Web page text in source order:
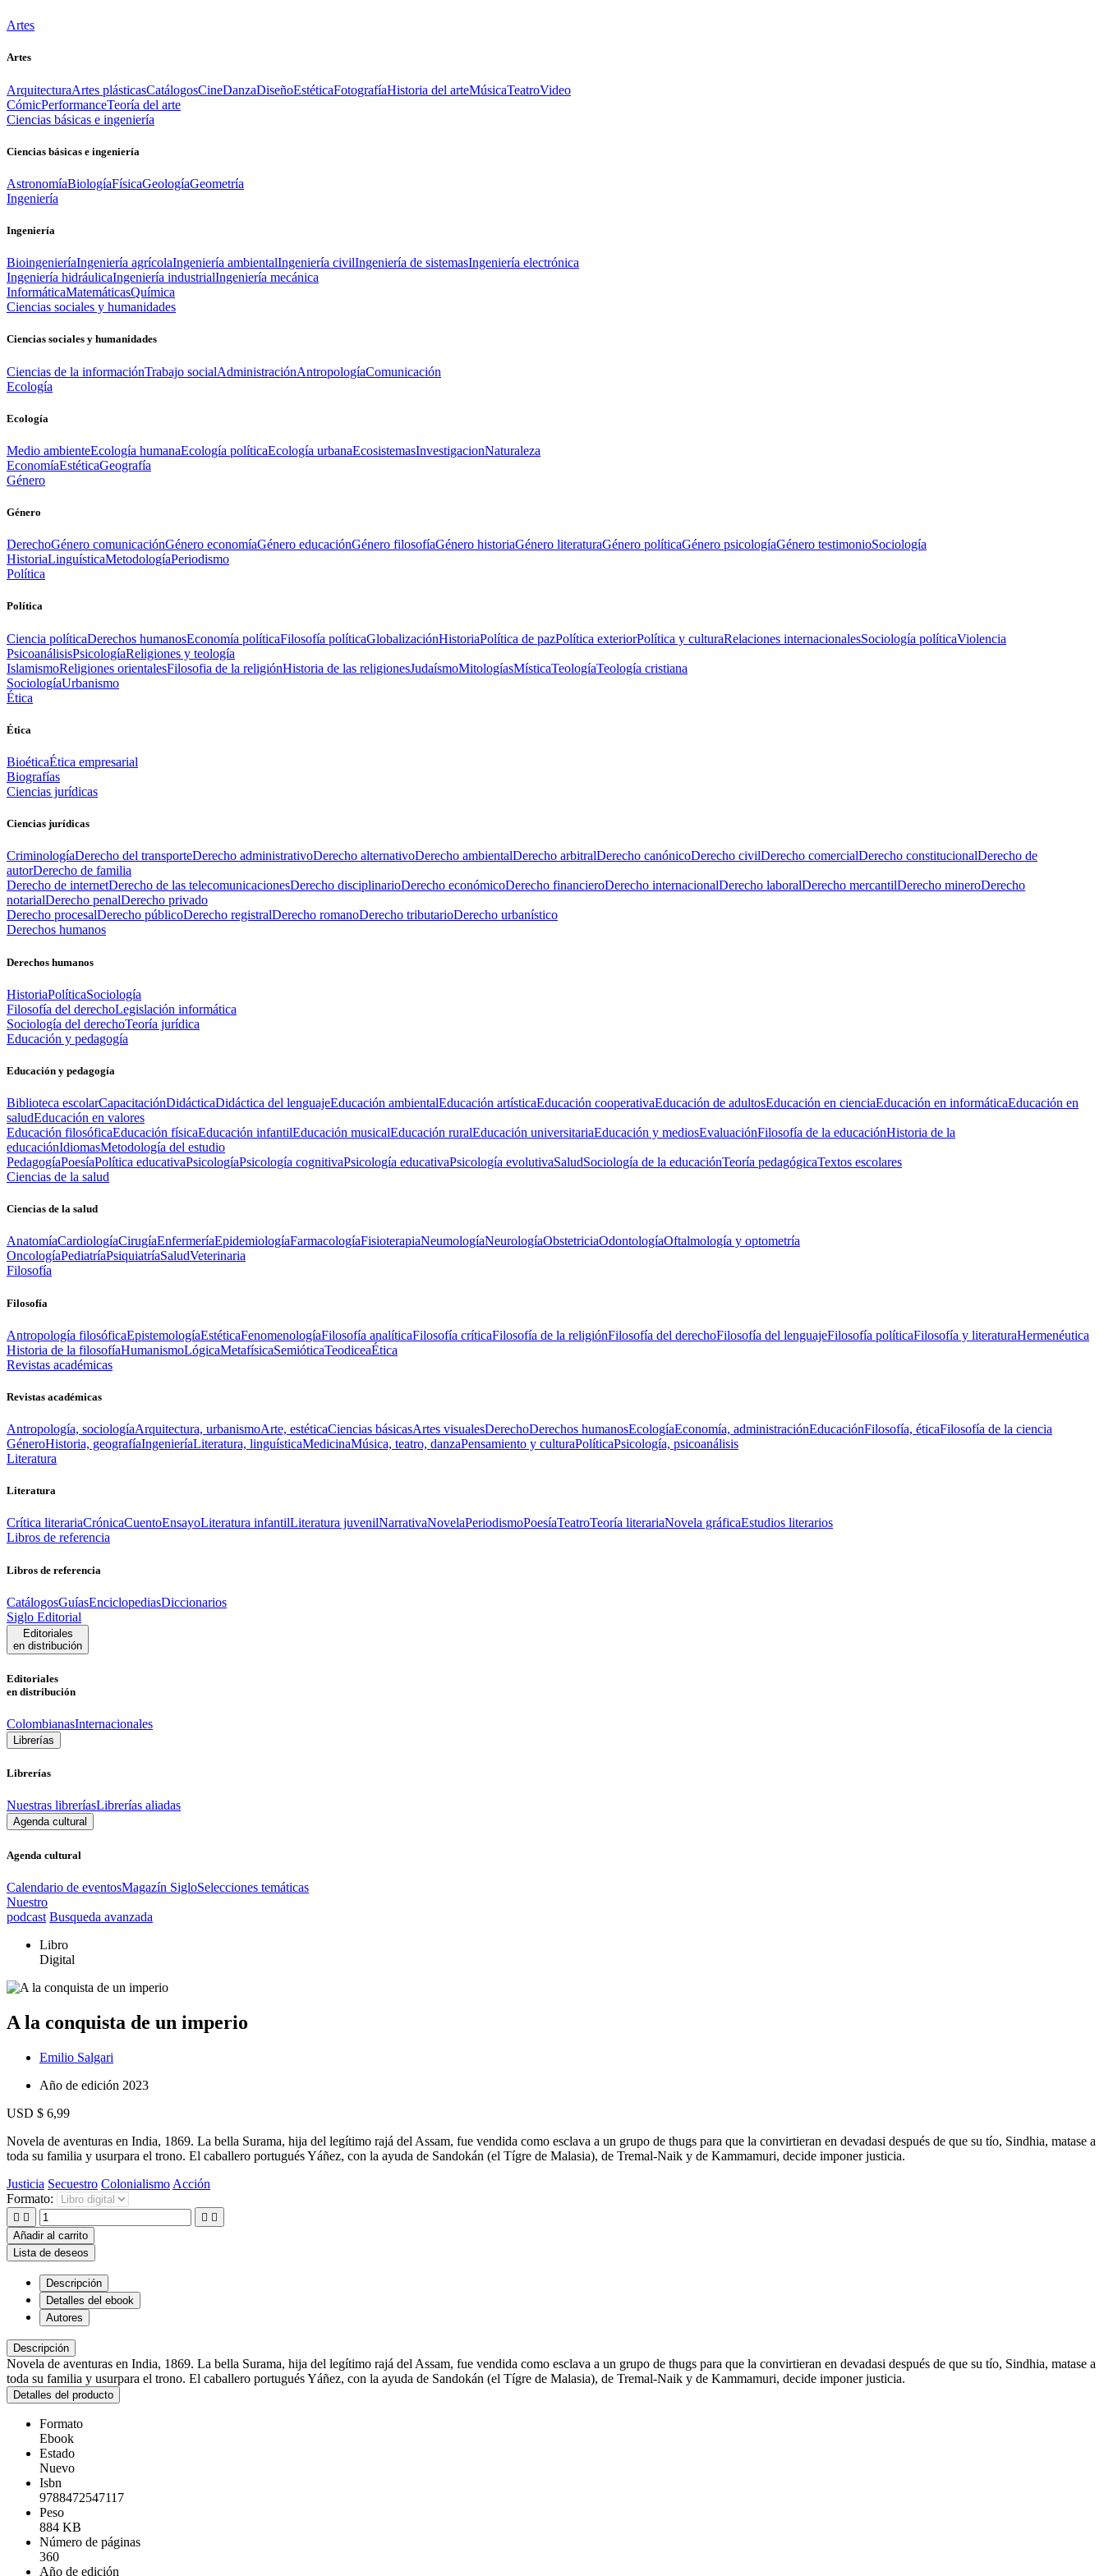
Artes
Artes
ArquitecturaArtes plásticasCatálogosCineDanzaDiseñoEstéticaFotografíaHistoria del arteMúsicaTeatroVideo
CómicPerformanceTeoría del arte
Ciencias básicas e ingeniería
Ciencias básicas e ingeniería
AstronomíaBiologíaFísicaGeologíaGeometría
Ingeniería
Ingeniería
BioingenieríaIngeniería agrícolaIngeniería ambientalIngeniería civilIngeniería de sistemasIngeniería electrónica
Ingeniería hidráulicaIngeniería industrialIngeniería mecánica
InformáticaMatemáticasQuímica
Ciencias sociales y humanidades
Ciencias sociales y humanidades
Ciencias de la informaciónTrabajo socialAdministraciónAntropologíaComunicación
Ecología
Ecología
Medio ambienteEcología humanaEcología políticaEcología urbanaEcosistemasInvestigacionNaturaleza
EconomíaEstéticaGeografía
Género
Género
DerechoGénero comunicaciónGénero economíaGénero educaciónGénero filosofíaGénero historiaGénero literaturaGénero políticaGénero psicologíaGénero testimonioSociología
HistoriaLinguísticaMetodologíaPeriodismo
Política
Política
Ciencia políticaDerechos humanosEconomía políticaFilosofía políticaGlobalizaciónHistoriaPolítica de pazPolítica exteriorPolítica y culturaRelaciones internacionalesSociología políticaViolencia
PsicoanálisisPsicologíaReligiones y teología
IslamismoReligiones orientalesFilosofia de la religiónHistoria de las religionesJudaísmoMitologíasMísticaTeologíaTeología cristiana
SociologíaUrbanismo
Ética
Ética
BioéticaÉtica empresarial
Biografías
Ciencias jurídicas
Ciencias jurídicas
CriminologíaDerecho del transporteDerecho administrativoDerecho alternativoDerecho ambientalDerecho arbitralDerecho canónicoDerecho civilDerecho comercialDerecho constitucionalDerecho de
autorDerecho de familia
Derecho de internetDerecho de las telecomunicacionesDerecho disciplinarioDerecho económicoDerecho financieroDerecho internacionalDerecho laboralDerecho mercantilDerecho mineroDerecho
notarialDerecho penalDerecho privado
Derecho procesalDerecho públicoDerecho registralDerecho romanoDerecho tributarioDerecho urbanístico
Derechos humanos
Derechos humanos
HistoriaPolíticaSociología
Filosofía del derechoLegislación informática
Sociología del derechoTeoría jurídica
Educación y pedagogía
Educación y pedagogía
Biblioteca escolarCapacitaciónDidácticaDidáctica del lenguajeEducación ambientalEducación artísticaEducación cooperativaEducación de adultosEducación en cienciaEducación en informáticaEducación en
saludEducación en valores
Educación filosóficaEducación físicaEducación infantilEducación musicalEducación ruralEducación universitariaEducación y mediosEvaluaciónFilosofía de la educaciónHistoria de la
educaciónIdiomasMetodología del estudio
PedagogíaPoesíaPolítica educativaPsicologíaPsicología cognitivaPsicología educativaPsicología evolutivaSaludSociología de la educaciónTeoría pedagógicaTextos escolares
Ciencias de la salud
Ciencias de la salud
AnatomíaCardiologíaCirugíaEnfermeríaEpidemiologíaFarmacologíaFisioterapiaNeumologíaNeurologíaObstetriciaOdontologíaOftalmología y optometría
OncologíaPediatríaPsiquiatríaSaludVeterinaria
Filosofía
Filosofía
Antropología filosóficaEpistemologíaEstéticaFenomenologíaFilosofía analíticaFilosofía críticaFilosofía de la religiónFilosofía del derechoFilosofía del lenguajeFilosofía políticaFilosofía y literaturaHermenéutica
Historia de la filosofíaHumanismoLógicaMetafísicaSemióticaTeodiceaÉtica
Revistas académicas
Revistas académicas
Antropología, sociologíaArquitectura, urbanismoArte, estéticaCiencias básicasArtes visualesDerechoDerechos humanosEcologíaEconomía, administraciónEducaciónFilosofía, éticaFilosofía de la ciencia
GéneroHistoria, geografíaIngenieríaLiteratura, linguísticaMedicinaMúsica, teatro, danzaPensamiento y culturaPolíticaPsicología, psicoanálisis
Literatura
Literatura
Crítica literariaCrónicaCuentoEnsayoLiteratura infantilLiteratura juvenilNarrativaNovelaPeriodismoPoesíaTeatroTeoría literariaNovela gráficaEstudios literarios
Libros de referencia
Libros de referencia
CatálogosGuíasEnciclopediasDiccionarios
Siglo Editorial
Editoriales
en distribución
Editoriales
en distribución
ColombianasInternacionales
Librerías
Librerías
Nuestras libreríasLibrerías aliadas
Agenda cultural
Agenda cultural
Calendario de eventosMagazín SigloSelecciones temáticas
Nuestro
podcast Busqueda avanzada
Libro
Digital
A la conquista de un imperio
Emilio Salgari
Año de edición 2023
USD $ 6,99
Novela de aventuras en India, 1869. La bella Surama, hija del legítimo rajá del Assam, fue vendida como esclava a un grupo de thugs para que la convirtieran en devadasi después de que su tío, Sindhia, matase a
toda su familia y usurpara el trono. El caballero portugués Yáñez, con la ayuda de Sandokán (el Tígre de Malasia), de Tremal-Naik y de Kammamuri, decide imponer justicia.
Justicia Secuestro Colonialismo Acción
Formato:
   
Añadir al carrito
Lista de deseos
Descripción
Detalles del ebook
Autores
Descripción
Novela de aventuras en India, 1869. La bella Surama, hija del legítimo rajá del Assam, fue vendida como esclava a un grupo de thugs para que la convirtieran en devadasi después de que su tío, Sindhia, matase a
toda su familia y usurpara el trono. El caballero portugués Yáñez, con la ayuda de Sandokán (el Tígre de Malasia), de Tremal-Naik y de Kammamuri, decide imponer justicia.
Detalles del producto
Formato
Ebook
Estado
Nuevo
Isbn
9788472547117
Peso
884 KB
Número de páginas
360
Año de edición